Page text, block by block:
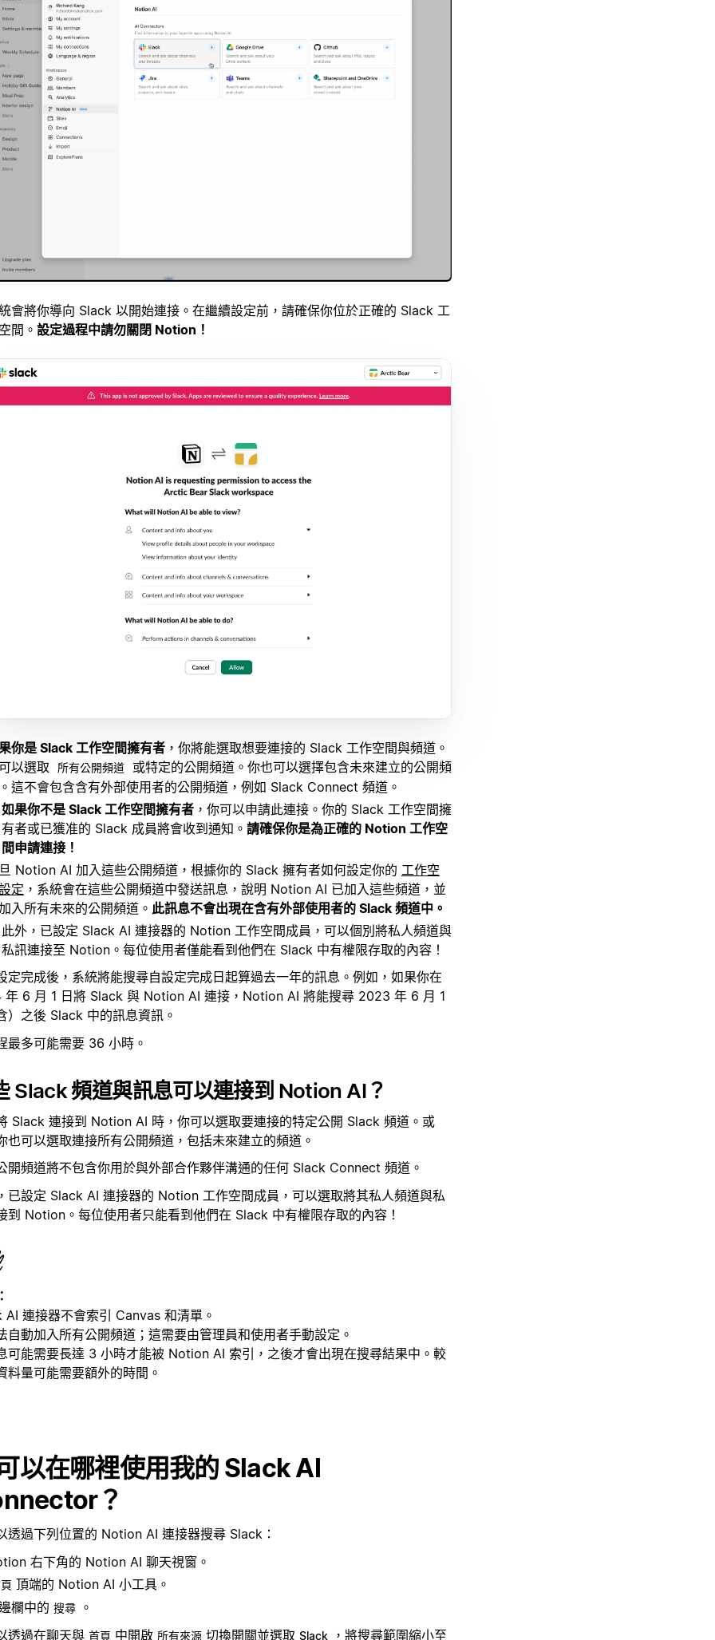
會將你導向 Slack 以開始連接。在繼續設定前，請確保你位於正確的 Slack 工
間。 設定過程中請勿關閉 Notion！
你是 Slack 工作空間擁有者 ，你將能選取想要連接的 Slack 工作空間與頻道。
以選取
所有公開頻道
或特定的公開頻道。你也可以選擇包含未來建立的公開頻
這不會包含含有外部使用者的公開頻道，例如 Slack Connect 頻道。
如果你不是 Slack 工作空間擁有者 ，你可以申請此連接。你的 Slack 工作空間擁
有者或已獲准的 Slack 成員將會收到通知。 請確保你是為正確的 Notion 工作空
間申請連接！
Notion AI 加入這些公開頻道，根據你的 Slack 擁有者如何設定你的 工作空
定 ，系統會在這些公開頻道中發送訊息，說明 Notion AI 已加入這些頻道，並
入所有未來的公開頻道。 此訊息不會出現在含有外部使用者的 Slack 頻道中。
此外，已設定 Slack AI 連接器的 Notion 工作空間成員，可以個別將私人頻道與
私訊連接至 Notion。每位使用者僅能看到他們在 Slack 中有權限存取的內容！
定完成後，系統將能搜尋自設定完成日起算過去一年的訊息。例如，如果你在
6 月 1 日將 Slack 與 Notion AI 連接，Notion AI 將能搜尋 2023 年 6 月 1
）之後 Slack 中的訊息資訊。
最多可能需要 36 小時。
Slack 頻道與訊息可以連接到 Notion AI？
Slack 連接到 Notion AI 時，你可以選取要連接的特定公開 Slack 頻道。或
也可以選取連接所有公開頻道，包括未來建立的頻道。
開頻道將不包含你用於與外部合作夥伴溝通的任何 Slack Connect 頻道。
已設定 Slack AI 連接器的 Notion 工作空間成員，可以選取將其私人頻道與私
到 Notion。每位使用者只能看到他們在 Slack 中有權限存取的內容！
AI 連接器不會索引 Canvas 和清單。
自動加入所有公開頻道；這需要由管理員和使用者手動設定。
可能需要長達 3 小時才能被 Notion AI 索引，之後才會出現在搜尋結果中。較
料量可能需要額外的時間。
以在哪裡使用我的 Slack AI
？
透過下列位置的 Notion AI 連接器搜尋 Slack：
右下角的 Notion AI 聊天視窗。
頂端的 Notion AI 小工具。
欄中的 搜尋 。
透過在聊天與 首頁 中開啟 所有來源 切換開關並選取 Slack ，將搜尋範圍縮小至